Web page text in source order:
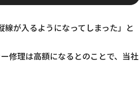
が入るようになってしまった」と
修理は高額になるとのことで、当社